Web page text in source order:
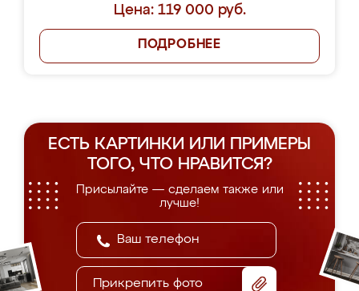
Цена: 119 000 руб.
ПОДРОБНЕЕ
ЕСТЬ КАРТИНКИ ИЛИ ПРИМЕРЫ
ТОГО, ЧТО НРАВИТСЯ?
Присылайте — сделаем также или
лучше!
Прикрепить фото